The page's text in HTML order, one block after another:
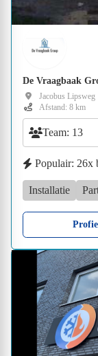
De Vraagbaak
Jacobus Lipsweg
Afstand: 8 km
Team: 13
Populair: 26x
Installatie